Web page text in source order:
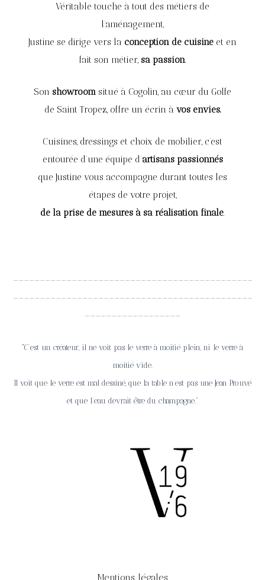
Véritable touche à tout des métiers de
l’aménagement,
Justine se dirige vers la conception de cuisine et en
fait son métier, sa passion.
Son showroom situé à Cogolin, au cœur du Golfe
de Saint Tropez, offre un écrin à vos envies.
Cuisines, dressings et choix de mobilier, c’est
entourée d’une équipe d’artisans passionnés
que Justine vous accompagne durant toutes les
étapes de votre projet,
de la prise de mesures à sa réalisation finale.
_____________________________________________
_____________________________________________
__________________
“C’est un créateur, il ne voit pas le verre à moitié plein, ni le verre à
moitié vide.
Il voit que le verre est mal dessiné, que la table n’est pas une Jean Prouvé
et que l’eau devrait être du champagne.”
Mentions légales